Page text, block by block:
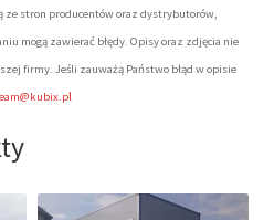
ze stron producentów oraz dystrybutorów,
mogą zawierać błędy. Opisy oraz zdjęcia nie
firmy. Jeśli zauważą Państwo błąd w opisie
l